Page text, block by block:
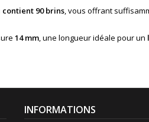
contient 90 brins, vous offrant
14 mm, une longueur idéale pour un
INFORMATIONS